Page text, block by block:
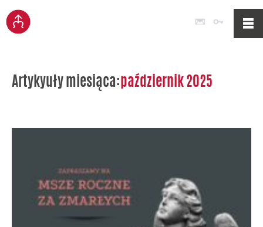
Poczta
Artykyuły miesiąca: październik 2025